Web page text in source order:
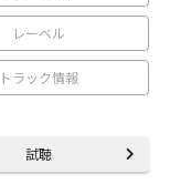
レーベル
トラック情報
試聴